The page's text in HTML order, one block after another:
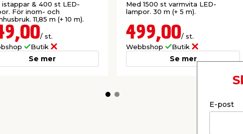
istappar & 400 st LED-
För inom- och
11,85 m (+ 10 m).
/ st.
Butik
Se mer
Med 1500 st varmvita LED-
lampor. 30 m (+ 5 m).
499,00/ st.
Webbshop
Butik
Se mer
E-post